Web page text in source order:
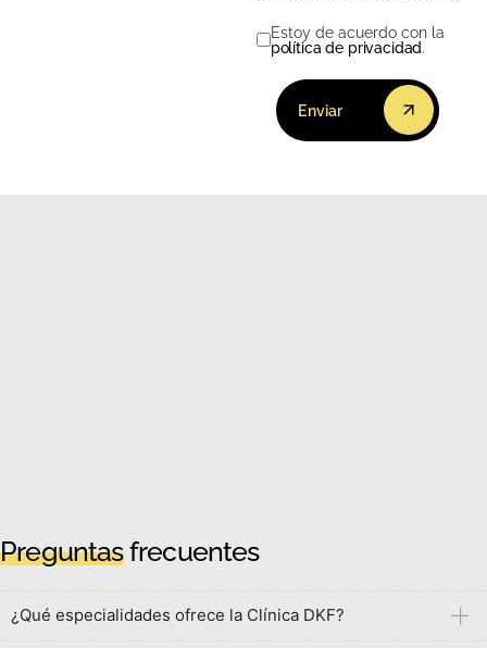
Consentimiento
Estoy de acuerdo con la
política de privacidad.
Enviar
Preguntasfrecuentes
¿Qué especialidades ofrece la Clínica DKF?